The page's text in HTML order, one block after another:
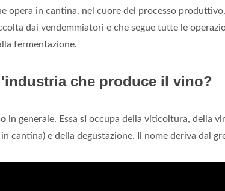
opera in cantina, nel cuore del processo
dai vendemmiatori e che segue tutte le
fermentazione.
che produce il vino?
in generale. Essa si occupa della viticoltura, della
cantina) e della degustazione. Il nome deriva dal